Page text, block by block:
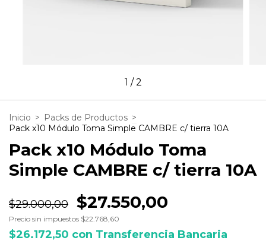
1 /2
Inicio > Packs de Productos >
Pack x10 Módulo Toma Simple CAMBRE c/ tierra 10A
Pack x10 Módulo Toma
Simple CAMBRE c/ tierra 10A
$29.000,00 $27.550,00
Precio sin impuestos $22.768,60
$26.172,50 con Transferencia Bancaria